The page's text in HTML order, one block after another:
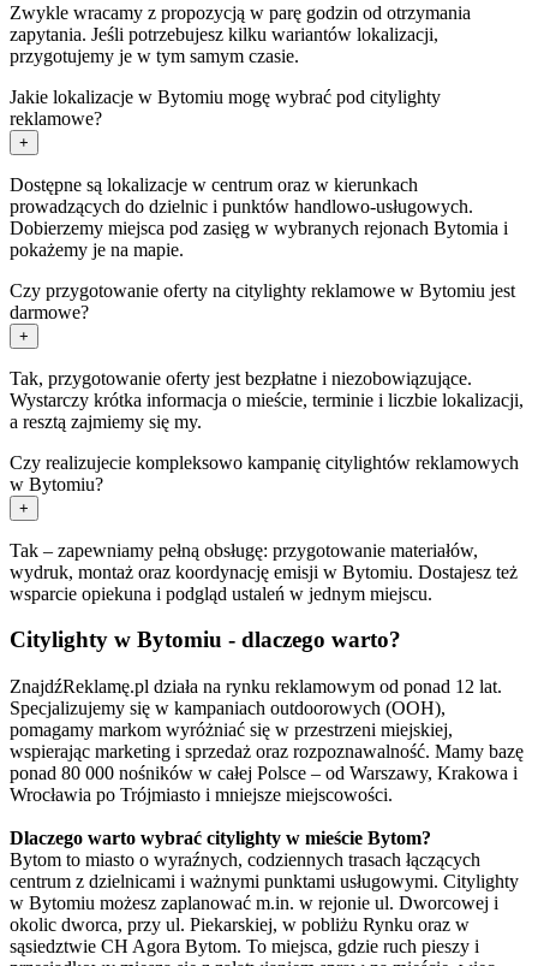
Zwykle wracamy z propozycją w parę godzin od otrzymania
zapytania. Jeśli potrzebujesz kilku wariantów lokalizacji,
przygotujemy je w tym samym czasie.
Jakie lokalizacje w Bytomiu mogę wybrać pod citylighty
reklamowe?
+
Dostępne są lokalizacje w centrum oraz w kierunkach
prowadzących do dzielnic i punktów handlowo-usługowych.
Dobierzemy miejsca pod zasięg w wybranych rejonach Bytomia i
pokażemy je na mapie.
Czy przygotowanie oferty na citylighty reklamowe w Bytomiu jest
darmowe?
+
Tak, przygotowanie oferty jest bezpłatne i niezobowiązujące.
Wystarczy krótka informacja o mieście, terminie i liczbie lokalizacji,
a resztą zajmiemy się my.
Czy realizujecie kompleksowo kampanię citylightów reklamowych
w Bytomiu?
+
Tak – zapewniamy pełną obsługę: przygotowanie materiałów,
wydruk, montaż oraz koordynację emisji w Bytomiu. Dostajesz też
wsparcie opiekuna i podgląd ustaleń w jednym miejscu.
Citylighty w Bytomiu - dlaczego warto?
ZnajdźReklamę.pl działa na rynku reklamowym od ponad 12 lat.
Specjalizujemy się w kampaniach outdoorowych (OOH),
pomagamy markom wyróżniać się w przestrzeni miejskiej,
wspierając marketing i sprzedaż oraz rozpoznawalność. Mamy bazę
ponad 80 000 nośników w całej Polsce – od Warszawy, Krakowa i
Wrocławia po Trójmiasto i mniejsze miejscowości.
Dlaczego warto wybrać citylighty w mieście Bytom?
Bytom to miasto o wyraźnych, codziennych trasach łączących
centrum z dzielnicami i ważnymi punktami usługowymi. Citylighty
w Bytomiu możesz zaplanować m.in. w rejonie ul. Dworcowej i
okolic dworca, przy ul. Piekarskiej, w pobliżu Rynku oraz w
sąsiedztwie CH Agora Bytom. To miejsca, gdzie ruch pieszy i